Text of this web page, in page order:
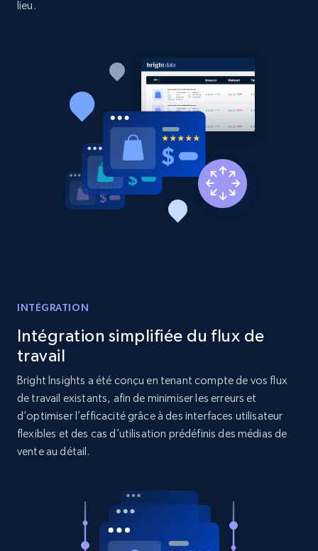
1.9K+ Commencer
Etsy - Collects data from shop's URL
URL, Product id, Listing inventory id, Title, Rating,
Reviews count shop, Reviews count item, Initial
price, and more.
Asin, URL, Name, Sponsored, Initial price, Final
price, Currency, Sold, and more.
1.6K+ 181+ Commencer
URL, Product id, Title, Product description,
Rating, Reviews count, Initial price, Discount,
and more.
lieu.
INTÉGRATION
Intégration simplifiée du flux de
travail
Bright Insights a été conçu en tenant compte de vos flux
de travail existants, afin de minimiser les erreurs et
d’optimiser l’efficacité grâce à des interfaces utilisateur
flexibles et des cas d’utilisation prédéfinis des médias de
vente au détail.